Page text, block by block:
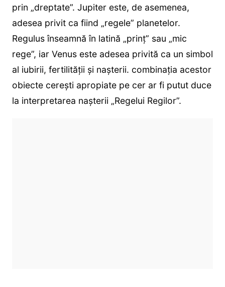
prin „dreptate”. Jupiter este, de asemenea,
adesea privit ca fiind „regele” planetelor.
Regulus înseamnă în latină „prinț” sau „mic
rege”, iar Venus este adesea privită ca un simbol
al iubirii, fertilității și nașterii. combinația acestor
obiecte cerești apropiate pe cer ar fi putut duce
la interpretarea nașterii „Regelui Regilor”.